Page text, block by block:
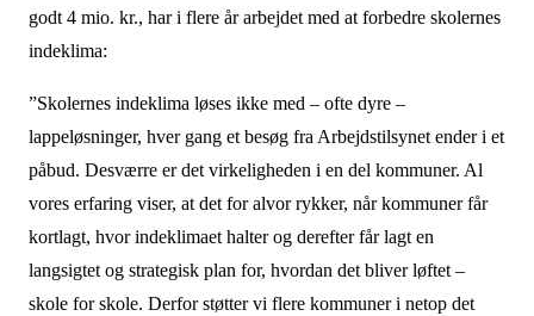
godt 4 mio. kr., har i flere år arbejdet med at forbedre skolernes
indeklima:
”Skolernes indeklima løses ikke med – ofte dyre –
lappeløsninger, hver gang et besøg fra Arbejdstilsynet ender i et
påbud. Desværre er det virkeligheden i en del kommuner. Al
vores erfaring viser, at det for alvor rykker, når kommuner får
kortlagt, hvor indeklimaet halter og derefter får lagt en
langsigtet og strategisk plan for, hvordan det bliver løftet –
skole for skole. Derfor støtter vi flere kommuner i netop det